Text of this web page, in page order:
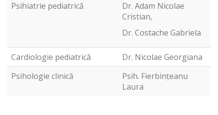
Psihiatrie pediatrică
Dr. Adam Nicolae
Cristian,
Dr. Costache Gabriela
Cardiologie pediatrică
Dr. Nicolae Georgiana
Psihologie clinică
Psih. Fierbințeanu
Laura